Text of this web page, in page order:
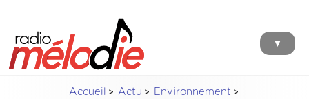
▼
Accueil Actu
Environnement